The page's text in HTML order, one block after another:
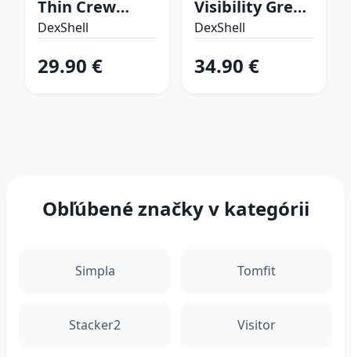
Thin Crew
Navy-Lime - M
DexShell
29.90 €
Visibility Grey
Stripe - XL (47-
DexShell
34.90 €
Obľúbené značky v kategórii
Simpla Tomfit
Stacker2 Visitor